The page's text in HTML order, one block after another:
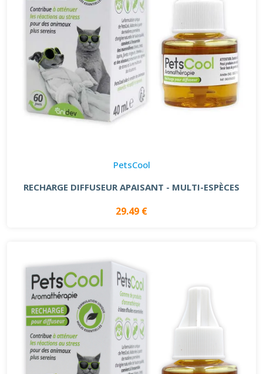
PetsCool
RECHARGE DIFFUSEUR APAISANT - MULTI-ESPÈCES
29.49 €